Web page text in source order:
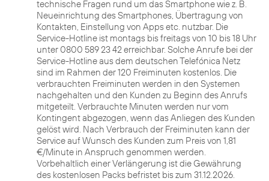
technische Fragen rund um das Smartphone wie z. B.
Neueinrichtung des Smartphones, Übertragung von
Kontakten, Einstellung von Apps etc. nutzbar. Die
Service-Hotline ist montags bis freitags von 10 bis 18 Uhr
unter 0800 589 23 42 erreichbar. Solche Anrufe bei der
Service-Hotline aus dem deutschen Telefónica Netz
sind im Rahmen der 120 Freiminuten kostenlos. Die
verbrauchten Freiminuten werden in den Systemen
nachgehalten und den Kunden zu Beginn des Anrufs
mitgeteilt. Verbrauchte Minuten werden nur vom
Kontingent abgezogen, wenn das Anliegen des Kunden
gelöst wird. Nach Verbrauch der Freiminuten kann der
Service auf Wunsch des Kunden zum Preis von 1,81
€/Minute in Anspruch genommen werden.
Vorbehaltlich einer Verlängerung ist die Gewährung
des kostenlosen Packs befristet bis zum 31.12.2026.